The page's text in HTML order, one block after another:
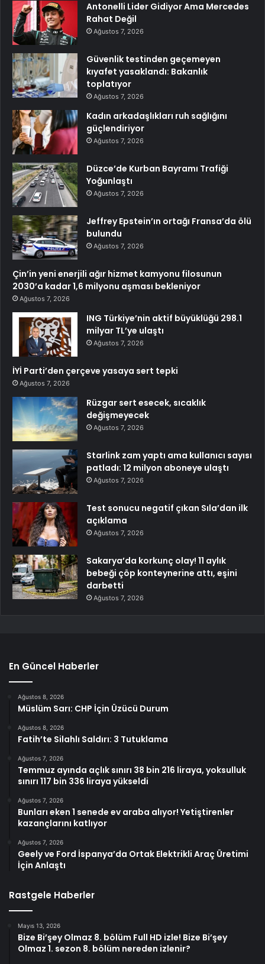
Antonelli Lider Gidiyor Ama Mercedes
Rahat Değil
Ağustos 7, 2026
Güvenlik testinden geçemeyen
kıyafet yasaklandı: Bakanlık
toplatıyor
Ağustos 7, 2026
Kadın arkadaşlıkları ruh sağlığını
güçlendiriyor
Ağustos 7, 2026
Düzce’de Kurban Bayramı Trafiği
Yoğunlaştı
Ağustos 7, 2026
Jeffrey Epstein’ın ortağı Fransa’da ölü
bulundu
Ağustos 7, 2026
Çin’in yeni enerjili ağır hizmet kamyonu filosunun
2030’a kadar 1,6 milyonu aşması bekleniyor
Ağustos 7, 2026
ING Türkiye’nin aktif büyüklüğü 298.1
milyar TL’ye ulaştı
Ağustos 7, 2026
İYİ Parti’den çerçeve yasaya sert tepki
Ağustos 7, 2026
Rüzgar sert esecek, sıcaklık
değişmeyecek
Ağustos 7, 2026
Starlink zam yaptı ama kullanıcı sayısı
patladı: 12 milyon aboneye ulaştı
Ağustos 7, 2026
Test sonucu negatif çıkan Sıla’dan ilk
açıklama
Ağustos 7, 2026
Sakarya’da korkunç olay! 11 aylık
bebeği çöp konteynerine attı, eşini
darbetti
Ağustos 7, 2026
En Güncel Haberler
Ağustos 8, 2026
Müslüm Sarı: CHP İçin Üzücü Durum
Ağustos 8, 2026
Fatih’te Silahlı Saldırı: 3 Tutuklama
Ağustos 7, 2026
Temmuz ayında açlık sınırı 38 bin 216 liraya, yoksulluk
sınırı 117 bin 336 liraya yükseldi
Ağustos 7, 2026
Bunları eken 1 senede ev araba alıyor! Yetiştirenler
kazançlarını katlıyor
Ağustos 7, 2026
Geely ve Ford İspanya’da Ortak Elektrikli Araç Üretimi
İçin Anlaştı
Rastgele Haberler
Mayıs 13, 2026
Bize Bi’şey Olmaz 8. bölüm Full HD izle! Bize Bi’şey
Olmaz 1. sezon 8. bölüm nereden izlenir?